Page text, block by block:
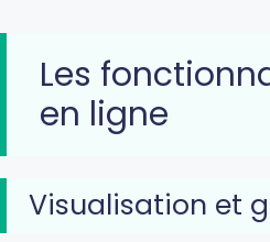
Les
en ligne
Visualisation et